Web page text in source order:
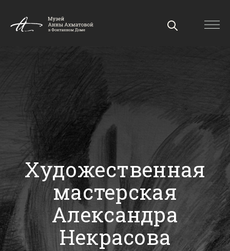
Художественная
мастерская
Александра
Некрасова